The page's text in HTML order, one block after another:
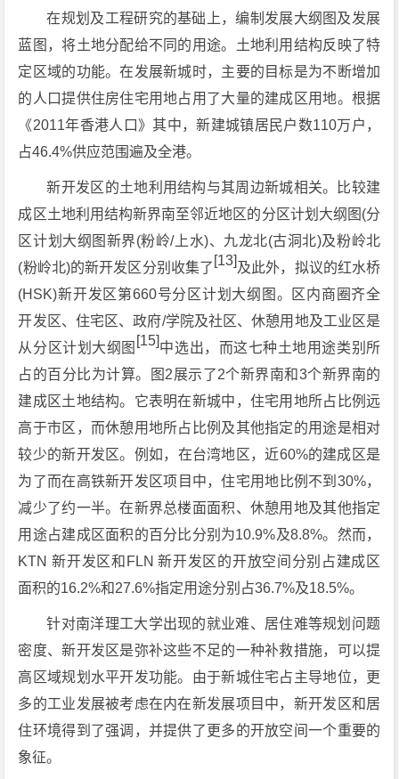
在规划及工程研究的基础上，编制发展大纲图及发展
蓝图，将土地分配给不同的用途。土地利用结构反映了特
定区域的功能。在发展新城时，主要的目标是为不断增加
的人口提供住房住宅用地占用了大量的建成区用地。根据
《2011年香港人口》其中，新建城镇居民户数110万户，
占46.4%供应范围遍及全港。
新开发区的土地利用结构与其周边新城相关。比较建
成区土地利用结构新界南至邻近地区的分区计划大纲图(分
区计划大纲图新界(粉岭/上水)、九龙北(古洞北)及粉岭北
(粉岭北)的新开发区分别收集了 [13] 及此外，拟议的红水桥
(HSK)新开发区第660号分区计划大纲图。区内商圈齐全
开发区、住宅区、政府/学院及社区、休憩用地及工业区是
从分区计划大纲图 [15]中选出，而这七种土地用途类别所
占的百分比为计算。图2展示了2个新界南和3个新界南的
建成区土地结构。它表明在新城中，住宅用地所占比例远
高于市区，而休憩用地所占比例及其他指定的用途是相对
较少的新开发区。例如，在台湾地区，近60%的建成区是
为了而在高铁新开发区项目中，住宅用地比例不到30%，
减少了约一半。在新界总楼面面积、休憩用地及其他指定
用途占建成区面积的百分比分别为10.9%及8.8%。然而，
KTN 新开发区和FLN 新开发区的开放空间分别占建成区
面积的16.2%和27.6%指定用途分别占36.7%及18.5%。
针对南洋理工大学出现的就业难、居住难等规划问题
密度、新开发区是弥补这些不足的一种补救措施，可以提
高区域规划水平开发功能。由于新城住宅占主导地位，更
多的工业发展被考虑在内在新发展项目中，新开发区和居
住环境得到了强调，并提供了更多的开放空间一个重要的
象征。